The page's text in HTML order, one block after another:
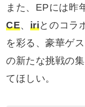
また、EPには昨
CE、 iriとのコラ
を彩る、豪華ゲ
の新たな挑戦の
てほしい。